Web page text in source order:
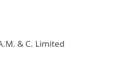
& C. Limited